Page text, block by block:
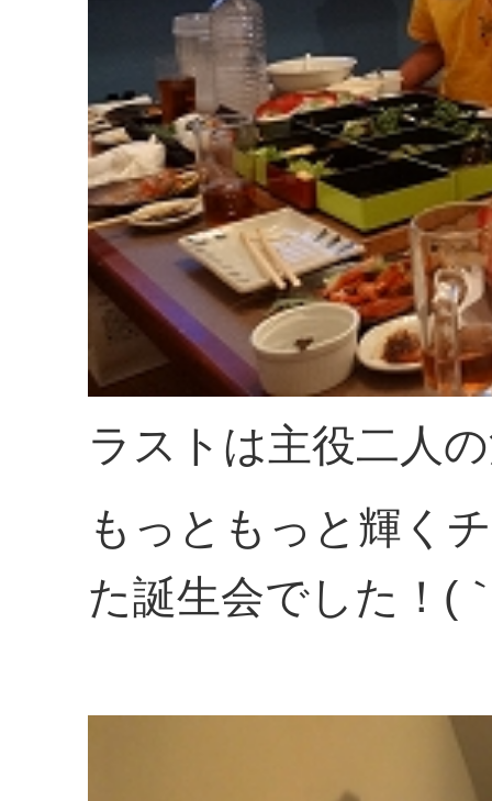
ラストは主役二人
もっともっと輝く
た誕生会でした！(